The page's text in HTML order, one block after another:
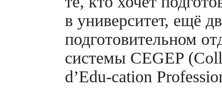
в университет, ещё
подготовительном
системы CEGEP
d’Edu-cation